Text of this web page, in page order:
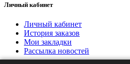
Личный кабинет
Личный кабинет
История заказов
Мои закладки
Рассылка новостей